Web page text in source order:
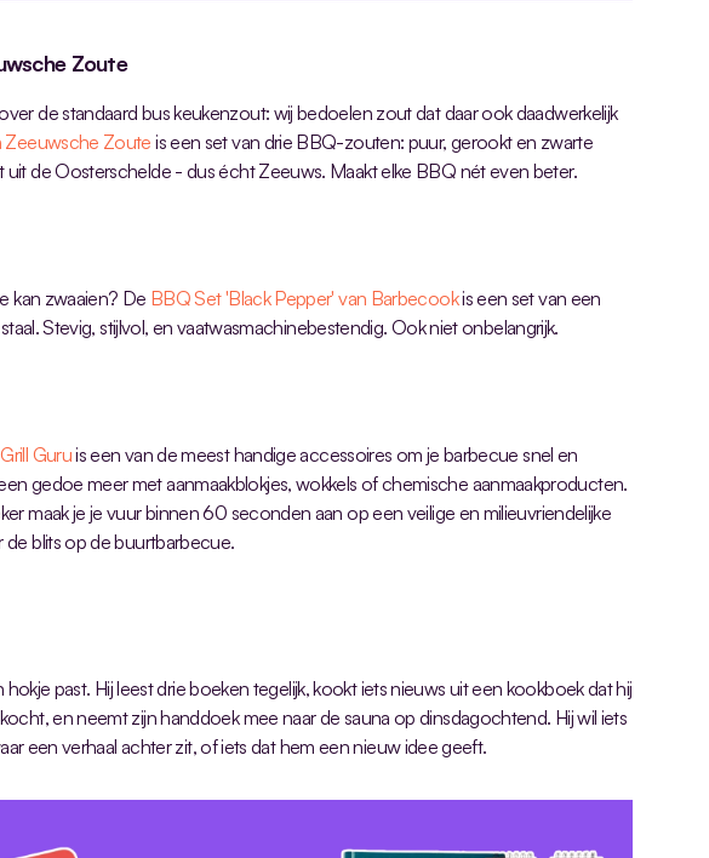
Zoute
de standaard bus keukenzout: wij bedoelen zout dat daar ook daadwerkelijk
Zeeuwsche Zoute is een set van drie BBQ-zouten: puur, gerookt en zwarte
de Oosterschelde - dus écht Zeeuws. Maakt elke BBQ nét even beter.
kan zwaaien? De BBQ Set 'Black Pepper' van Barbecook is een set van een
Stevig, stijlvol, en vaatwasmachinebestendig. Ook niet onbelangrijk.
Guru is een van de meest handige accessoires om je barbecue snel en
gedoe meer met aanmaakblokjes, wokkels of chemische aanmaakproducten.
maak je je vuur binnen 60 seconden aan op een veilige en milieuvriendelijke
de blits op de buurtbarbecue.
hokje past. Hij leest drie boeken tegelijk, kookt iets nieuws uit een kookboek dat hij
en neemt zijn handdoek mee naar de sauna op dinsdagochtend. Hij wil iets
een verhaal achter zit, of iets dat hem een nieuw idee geeft.